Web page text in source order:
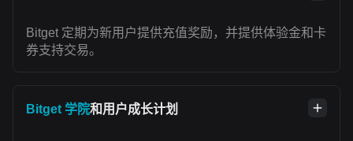
Bitget 定期为新用户提供充值奖励，并提供体验金和卡
券支持交易。
Bitget 学院和用户成长计划